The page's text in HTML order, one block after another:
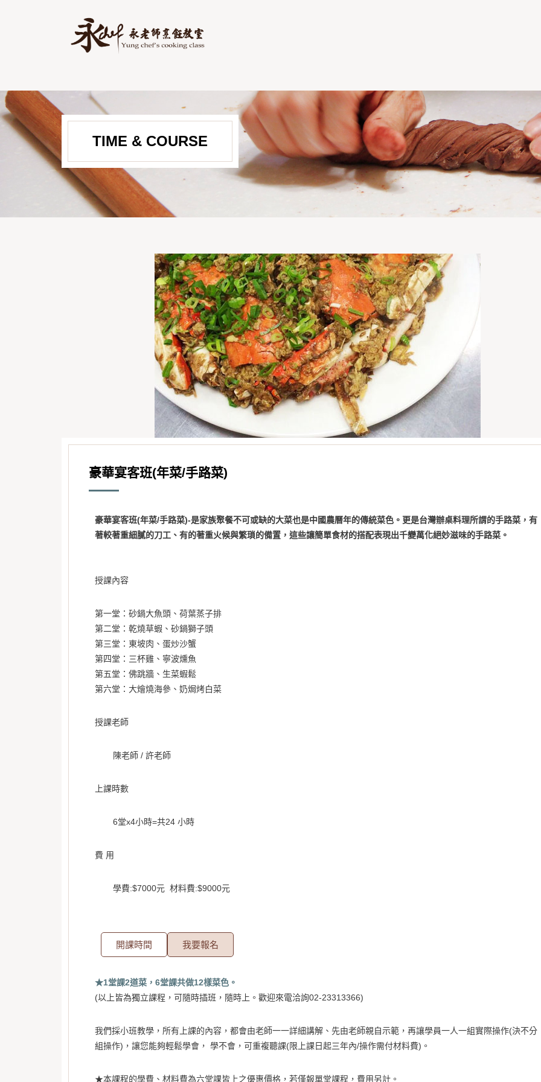
TIME & COURSE
豪華宴客班(年菜/手路菜)
豪華宴客班(年菜/手路菜)-是家族聚餐不可或缺的大菜也是中國農曆年的傳統菜色。更是台灣辦桌料理所謂的手路菜，有
著較著重細膩的刀工、有的著重火候與繁瑣的備置，這些讓簡單食材的搭配表現出千變萬化絕妙滋味的手路菜。
授課內容
第一堂：砂鍋大魚頭、荷葉蒸子排
第二堂：乾燒草蝦、砂鍋獅子頭
第三堂：東坡肉、蛋炒沙蟹
第四堂：三杯雞、寧波燻魚
第五堂：佛跳牆、生菜蝦鬆
第六堂：大燴燒海參、奶焗烤白菜
授課老師
陳老師 / 許老師
上課時數
6堂x4小時=共24 小時
費 用
學費:$7000元 材料費:$9000元
開課時間 我要報名
★1堂課2道菜，6堂課共做12樣菜色。
(以上皆為獨立課程，可隨時插班，隨時上。歡迎來電洽詢02-23313366)
我們採小班教學，所有上課的內容，都會由老師一一詳細講解、先由老師親自示範，再讓學員一人一組實際操作(決不分
組操作)，讓您能夠輕鬆學會， 學不會，可重複聽課(限上課日起三年內/操作需付材料費)。
★本課程的學費、材料費為六堂課皆上之優惠價格，若僅報單堂課程，費用另計。